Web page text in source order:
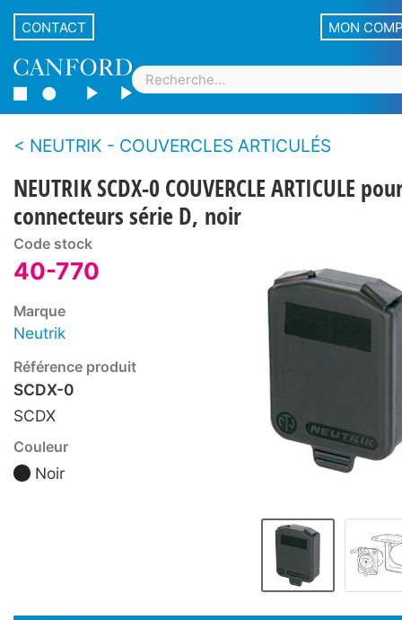
CONTACT MON
NEUTRIK - COUVERCLES ARTICULÉS
NEUTRIK SCDX-0 COUVERCLE ARTICULE
connecteurs série D, noir
Code stock
40-770
Marque
Neutrik
Référence produit
SCDX-0
SCDX
Couleur
Noir